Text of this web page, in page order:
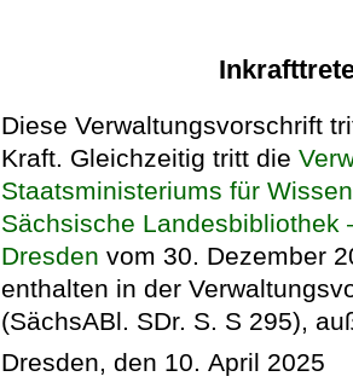
Diese Verwaltungsvorschrift
Kraft. Gleichzeitig tritt die
Staatsministeriums für
Sächsische Landesbibliothek
Dresden vom 30. Dezember
enthalten in der
(SächsABl. SDr. S. S 295),
Dresden, den 10. April 2025